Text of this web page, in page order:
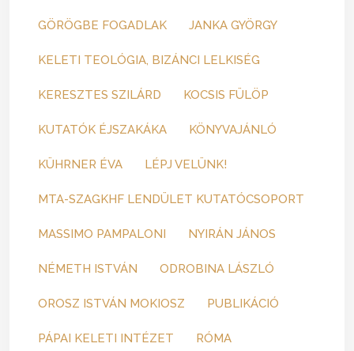
GÖRÖGBE FOGADLAK JANKA GYÖRGY
KELETI TEOLÓGIA, BIZÁNCI LELKISÉG
KERESZTES SZILÁRD KOCSIS FÜLÖP
KUTATÓK ÉJSZAKÁKA KÖNYVAJÁNLÓ
KÜHRNER ÉVA LÉPJ VELÜNK!
MTA-SZAGKHF LENDÜLET KUTATÓCSOPORT
MASSIMO PAMPALONI NYIRÁN JÁNOS
NÉMETH ISTVÁN ODROBINA LÁSZLÓ
OROSZ ISTVÁN MOKIOSZ PUBLIKÁCIÓ
PÁPAI KELETI INTÉZET RÓMA